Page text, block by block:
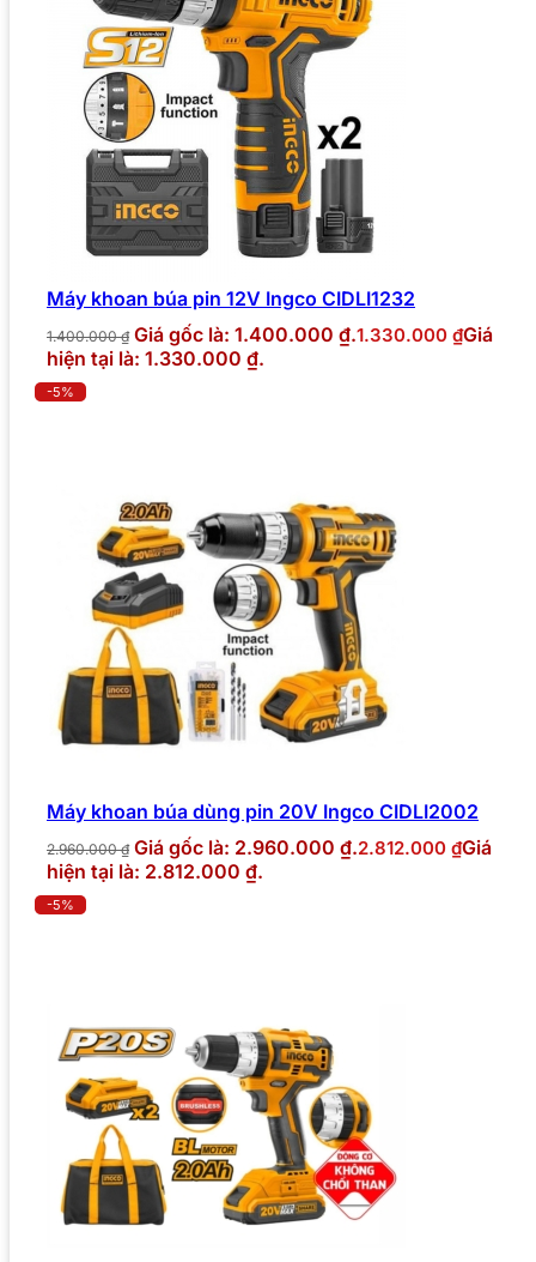
Máy khoan búa pin 12V Ingco CIDLI1232
1.400.000₫ Giá gốc là: 1.400.000 ₫.1.330.000 ₫Giá
hiện tại là: 1.330.000 ₫.
-5%
Máy khoan búa dùng pin 20V Ingco CIDLI2002
2.960.000₫ Giá gốc là: 2.960.000 ₫.2.812.000 ₫Giá
hiện tại là: 2.812.000 ₫.
-5%